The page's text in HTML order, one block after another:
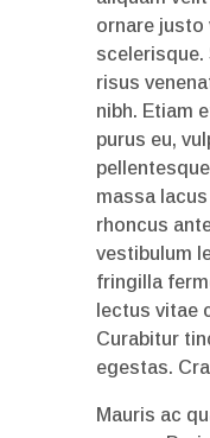
ornare justo
scelerisque.
risus
nibh. Etiam
purus eu,
massa
rhoncus
vestibulum
fringilla
lectus vitae
Curabitur
egestas.
Mauris ac